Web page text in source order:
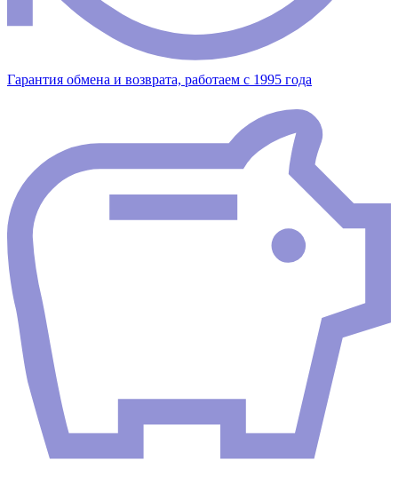
Гарантия обмена и возврата, работаем с 1995 года